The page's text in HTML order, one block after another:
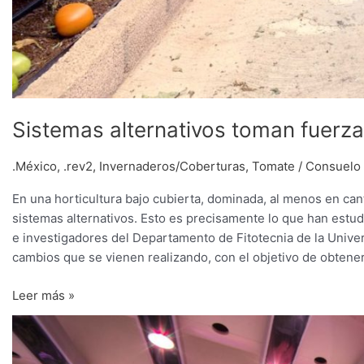
Sistemas alternativos toman
.México, .rev2, Invernaderos/Coberturas, Tomate /
En una horticultura bajo cubierta, dominada, al menos en
sistemas alternativos. Esto es precisamente lo que han
e investigadores del Departamento de Fitotecnia de la
cambios que se vienen realizando, con el objetivo de
Leer más »
invernadero